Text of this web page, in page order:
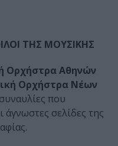
ΤΗΣ ΜΟΥΣΙΚΗΣ
Ορχήστρα Αθηνών
Ορχήστρα Νέων
που
άγνωστες σελίδες της